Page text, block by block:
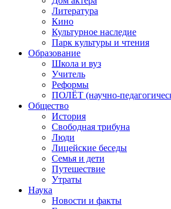
Литература
Кино
Культурное наследие
Парк культуры и чтения
Образование
Школа и вуз
Учитель
Реформы
ПОЛЁТ (научно-
Общество
История
Свободная трибуна
Люди
Лицейские беседы
Семья и дети
Путешествие
Утраты
Наука
Новости и факты